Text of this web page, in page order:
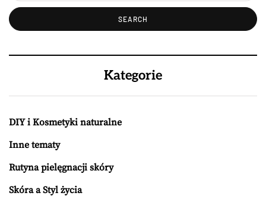
Kategorie
DIY i Kosmetyki naturalne
Inne tematy
Rutyna pielęgnacji skóry
Skóra a Styl życia